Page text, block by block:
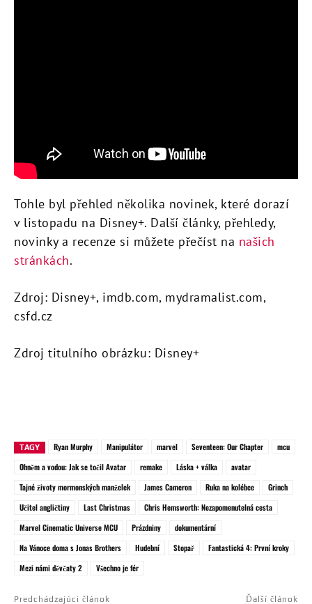
Tohle byl přehled několika novinek, které dorazí
v listopadu na Disney+. Další články, přehledy,
novinky a recenze si můžete přečíst na našich
stránkách.
Zdroj: Disney+, imdb.com, mydramalist.com,
csfd.cz
Zdroj titulního obrázku: Disney+
TAGY Ryan Murphy Manipulátor marvel Seventeen: Our Chapter
mcu
Ohněm a vodou: Jak se točil Avatar
remake Láska + válka
avatar
Tajné životy mormonských manželek
James Cameron Ruka na kolébce
Grinch
Učitel angličtiny
Last Christmas
Chris Hemsworth: Nezapomenutelná cesta
Marvel Cinematic Universe MCU
Prázdniny
dokumentární
Na Vánoce doma s Jonas Brothers
Hudební Stopař
Fantastická 4: První kroky
Mezi námi děvčaty 2
Všechno je fér
Predchádzajúci článok Ďalší článok